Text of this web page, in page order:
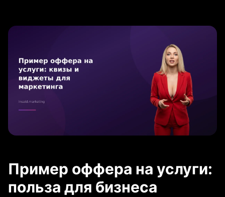
Пример оффера на услуги:
польза для бизнеса